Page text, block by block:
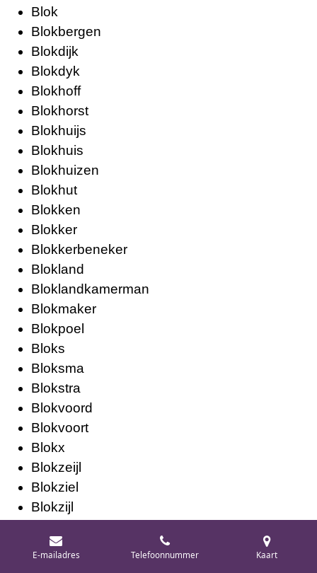
Blok
Blokbergen
Blokdijk
Blokdyk
Blokhoff
Blokhorst
Blokhuijs
Blokhuis
Blokhuizen
Blokhut
Blokken
Blokker
Blokkerbeneker
Blokland
Bloklandkamerman
Blokmaker
Blokpoel
Bloks
Bloksma
Blokstra
Blokvoord
Blokvoort
Blokx
Blokzeijl
Blokziel
Blokzijl
Blom
E-mailadres Telefoonnummer Kaart